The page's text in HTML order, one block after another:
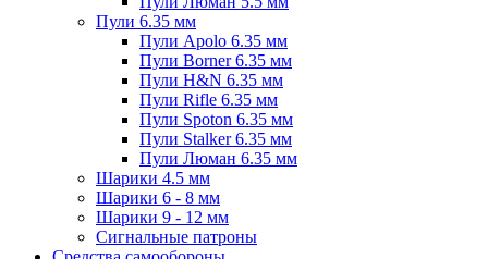
Пули 6.35 мм
Пули Apolo 6.35 мм
Пули Borner 6.35 мм
Пули H&N 6.35 мм
Пули Rifle 6.35 мм
Пули Spoton 6.35 мм
Пули Stalker 6.35 мм
Пули Люман 6.35 мм
Шарики 4.5 мм
Шарики 6 - 8 мм
Шарики 9 - 12 мм
Сигнальные патроны